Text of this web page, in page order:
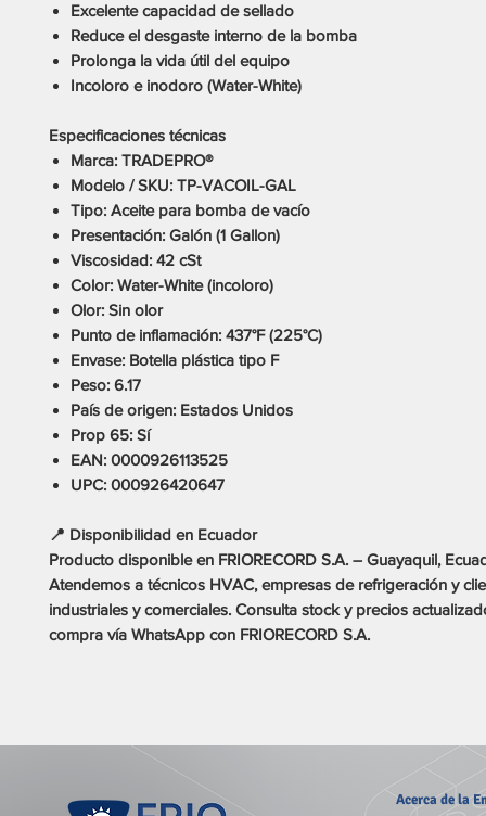
Excelentecapacidad de sellado
Reduce el desgaste interno de la bomba
Prolonga la vida útil del equipo
Incoloro e inodoro (Water-White)
Especificaciones técnicas
Marca: TRADEPRO®
Modelo / SKU: TP-VACOIL-GAL
Tipo: Aceite para bomba de vacío
Presentación: Galón (1 Gallon)
Viscosidad: 42 cSt
Color: Water-White (incoloro)
Olor: Sin olor
Punto de inflamación: 437°F (225°C)
Envase: Botella plástica tipo F
Peso: 6.17
País de origen: Estados Unidos
Prop 65: Sí
EAN: 0000926113525
UPC: 000926420647
📍 Disponibilidad en Ecuador
Producto disponible en FRIORECORD S.A. – Guayaquil,
Atendemos a técnicos HVAC, empresas de refrigeración y
industriales y comerciales. Consulta stock y precios
compra vía WhatsApp con FRIORECORD S.A.
Acercade la